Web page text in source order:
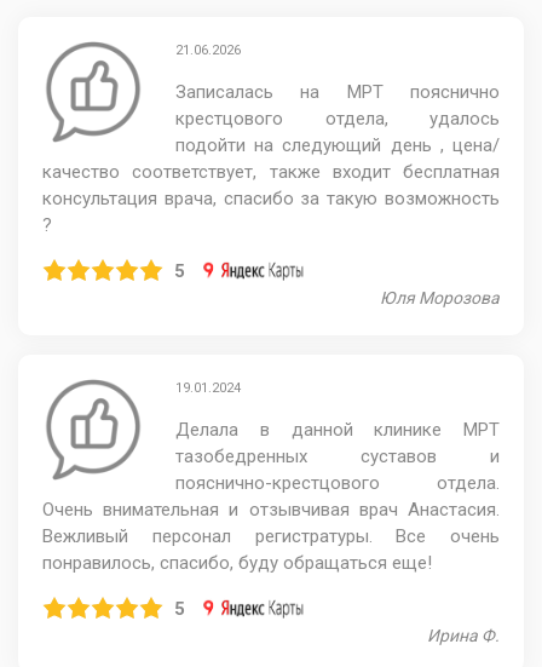
21.06.2026
Записалась на МРТ пояснично
крестцового отдела, удалось
подойти на следующий день , цена/
качество соответствует, также входит бесплатная
консультация врача, спасибо за такую возможность
?
5
Юля Морозова
19.01.2024
Делала в данной клинике МРТ
тазобедренных суставов и
пояснично-крестцового отдела.
Очень внимательная и отзывчивая врач Анастасия.
Вежливый персонал регистратуры. Все очень
понравилось, спасибо, буду обращаться еще!
5
Ирина Ф.